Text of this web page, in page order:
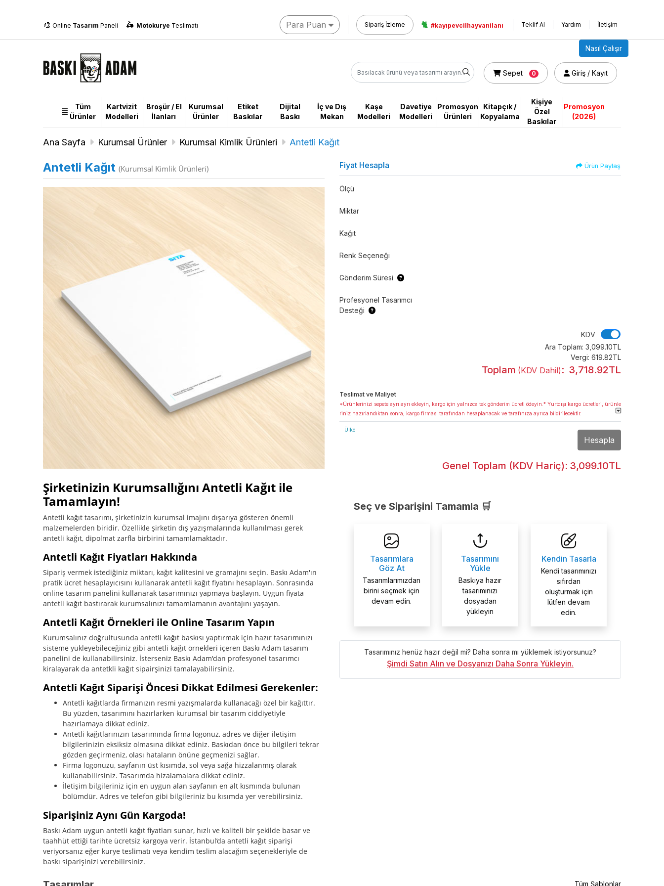
🎨 Online Tasarım Paneli 🛵 Motokurye Teslimatı Para Puan Sipariş İzleme 🐈 #kayıpevcilhayvanilanı Teklif Al Yardım İletişim
Nasıl Çalışır
Giriş / Kayıt
Giriş / Kayıt
Sepet
Sepet 0
Tüm
Ürünler
Tüm
Ürünler
Kartvizit
Modelleri
Broşür / El
İlanları
Kurumsal
Ürünler
Etiket
Baskılar
Dijital
Baskı
İç ve Dış
Mekan
Kaşe
Modelleri
Davetiye
Modelleri
Promosyon
Ürünleri
Kitapçık /
Kopyalama
Kişiye
Özel
Baskılar
Promosyon
(2026)
Ana Sayfa Kurumsal Ürünler Kurumsal Kimlik Ürünleri Antetli Kağıt
Antetli Kağıt (Kurumsal Kimlik Ürünleri)
Şirketinizin Kurumsallığını Antetli Kağıt ile
Tamamlayın!
Antetli kağıt tasarımı, şirketinizin kurumsal imajını dışarıya gösteren önemli
malzemelerden biridir. Özellikle şirketin dış yazışmalarında kullanılması gerek
antetli kağıt, dipolmat zarfla birbirini tamamlamaktadır.
Antetli Kağıt Fiyatları Hakkında
Sipariş vermek istediğiniz miktarı, kağıt kalitesini ve gramajını seçin. Baskı Adam'ın
pratik ücret hesaplayıcısını kullanarak antetli kağıt fiyatını hesaplayın. Sonrasında
online tasarım panelini kullanarak tasarımınızı yapmaya başlayın. Uygun fiyata
antetli kağıt bastırarak kurumsalınızı tamamlamanın avantajını yaşayın.
Antetli Kağıt Örnekleri ile Online Tasarım Yapın
Kurumsalınız doğrultusunda antetli kağıt baskısı yaptırmak için hazır tasarımınızı
sisteme yükleyebileceğiniz gibi antetli kağıt örnekleri içeren Baskı Adam tasarım
panelini de kullanabilirsiniz. İsterseniz Baskı Adam'dan profesyonel tasarımcı
kiralayarak da antetkli kağıt sipairşinizi tamalayabilirsiniz.
Antetli Kağıt Siparişi Öncesi Dikkat Edilmesi Gerekenler:
Antetli kağıtlarda firmanızın resmi yazışmalarda kullanacağı özel bir kağıttır.
Bu yüzden, tasarımını hazırlarken kurumsal bir tasarım ciddiyetiyle
hazırlamaya dikkat ediniz.
Antetli kağıtlarınızın tasarımında firma logonuz, adres ve diğer iletişim
bilgilerinizin eksiksiz olmasına dikkat ediniz. Baskıdan önce bu bilgileri tekrar
gözden geçirmeniz, olası hataların önüne geçmenizi sağlar.
Firma logonuzu, sayfanın üst kısımda, sol veya sağa hizzalanmış olarak
kullanabilirsiniz. Tasarımda hizalamalara dikkat ediniz.
İletişim bilgileriniz için en uygun alan sayfanın en alt kısmında bulunan
bölümdür. Adres ve telefon gibi bilgileriniz bu kısımda yer verebilirsiniz.
Siparişiniz Aynı Gün Kargoda!
Baskı Adam uygun antetli kağıt fiyatları sunar, hızlı ve kaliteli bir şekilde basar ve
taahhüt ettiği tarihte ücretsiz kargoya verir. İstanbul’da antetli kağıt siparişi
veriyorsanız eğer kurye teslimatı veya kendim teslim alacağım seçenekleriyle de
baskı siparişinizi verebilirsiniz.
Fiyat Hesapla Ürün Paylaş
Ölçü
Miktar
Kağıt
Renk Seçeneği
Gönderim Süresi
Profesyonel Tasarımcı
Desteği
KDV
Ara Toplam: 3,099.10TL
Vergi: 619.82TL
Toplam (KDV Dahil) : 3,718.92TL
Teslimat ve Maliyet
*Ürünlerinizi sepete ayrı ayrı ekleyin, kargo için yalnızca tek gönderim ücreti ödeyin.* Yurtdışı kargo ücretleri, ürünle
riniz hazırlandıktan sonra, kargo firması tarafından hesaplanacak ve tarafınıza ayrıca bildirilecektir.
Ülke
Hesapla
Genel Toplam (KDV Hariç): 3,099.10TL
Seç ve Siparişini Tamamla 🛒
Tasarımlara
Göz At
Tasarımlarımızdan
birini seçmek için
devam edin.
Tasarımını
Yükle
Baskıya hazır
tasarımınızı
dosyadan
yükleyin
Kendin Tasarla
Kendi tasarımınızı
sıfırdan
oluşturmak için
lütfen devam
edin.
Tasarımınız henüz hazır değil mi? Daha sonra mı yüklemek istiyorsunuz?
Şimdi Satın Alın ve Dosyanızı Daha Sonra Yükleyin.
Tüm Şablonlar